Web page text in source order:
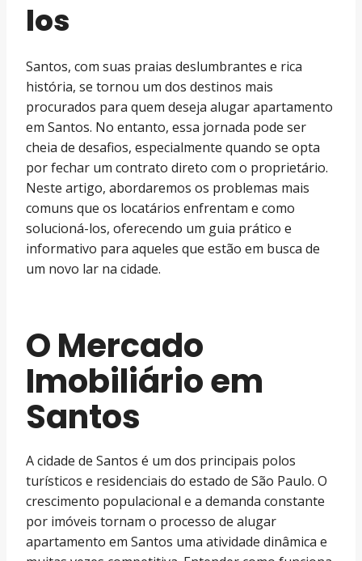
los
Santos, com suas praias deslumbrantes e rica
história, se tornou um dos destinos mais
procurados para quem deseja alugar apartamento
em Santos. No entanto, essa jornada pode ser
cheia de desafios, especialmente quando se opta
por fechar um contrato direto com o proprietário.
Neste artigo, abordaremos os problemas mais
comuns que os locatários enfrentam e como
solucioná-los, oferecendo um guia prático e
informativo para aqueles que estão em busca de
um novo lar na cidade.
O Mercado
Imobiliário em
Santos
A cidade de Santos é um dos principais polos
turísticos e residenciais do estado de São Paulo. O
crescimento populacional e a demanda constante
por imóveis tornam o processo de alugar
apartamento em Santos uma atividade dinâmica e